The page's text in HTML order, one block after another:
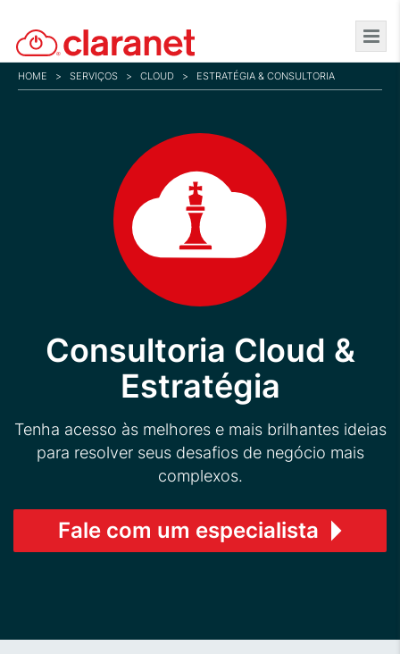
to
main
content
HOME > SERVIÇOS > CLOUD > ESTRATÉGIA & CONSULTORIA
Consultoria Cloud &
Estratégia
Tenha acesso às melhores e mais brilhantes ideias
para resolver seus desafios de negócio mais
complexos.
Fale com um especialista